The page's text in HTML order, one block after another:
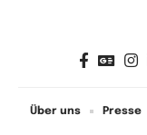
Über uns Presse